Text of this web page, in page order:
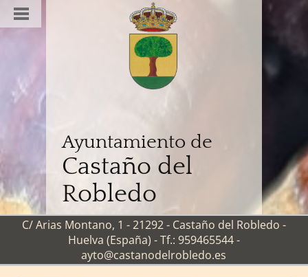
Ayuntamiento de
Castaño del
Robledo
C/ Arias Montano, 1 - 21292 - Castaño del Robledo -
Huelva (España) - Tf.: 959465544 -
ayto@castanodelrobledo.es